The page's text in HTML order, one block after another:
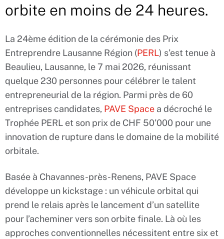
orbite en moins de 24 heures.
La 24ème édition de la cérémonie des Prix
Entreprendre Lausanne Région (PERL) s’est tenue à
Beaulieu, Lausanne, le 7 mai 2026, réunissant
quelque 230 personnes pour célébrer le talent
entrepreneurial de la région. Parmi près de 60
entreprises candidates, PAVE Space a décroché le
Trophée PERL et son prix de CHF 50’000 pour une
innovation de rupture dans le domaine de la mobilité
orbitale.
Basée à Chavannes-près-Renens, PAVE Space
développe un kickstage : un véhicule orbital qui
prend le relais après le lancement d’un satellite
pour l’acheminer vers son orbite finale. Là où les
approches conventionnelles nécessitent entre six et